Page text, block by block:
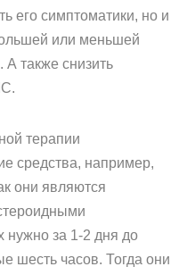
его симптоматики, но и
или меньшей
А также снизить
терапии
средства, например,
они являются
нужно за 1-2 дня до
шесть часов. Тогда они